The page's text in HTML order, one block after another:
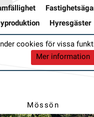
Hyresgäster
cookies för vissa
Mer information
Mössön